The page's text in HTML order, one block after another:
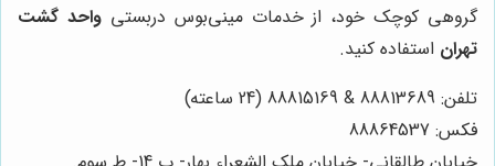
گروهی کوچک خود، از خدمات مینی‌بوس دربستیواحد گشت
تهران استفاده کنید.
تلفن: 88813689 & 88815169 (24 ساعته)
فکس: 88864537